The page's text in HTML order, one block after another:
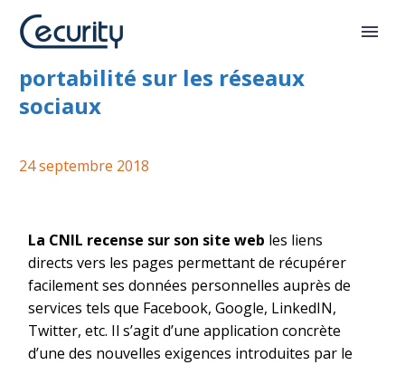
Mise en oeuvre du droit à la
portabilité sur les réseaux
sociaux
24 septembre 2018
La CNIL recense sur son site web les liens
directs vers les pages permettant de récupérer
facilement ses données personnelles auprès de
services tels que Facebook, Google, LinkedIN,
Twitter, etc. Il s’agit d’une application concrète
d’une des nouvelles exigences introduites par le